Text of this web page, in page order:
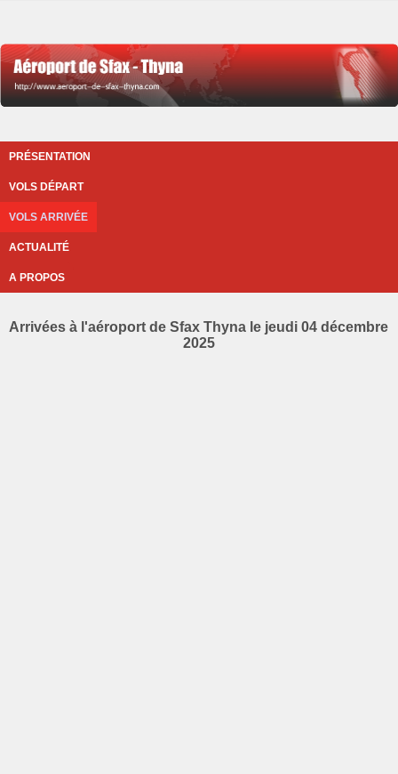
PRÉSENTATION
VOLS DÉPART
VOLS ARRIVÉE
ACTUALITÉ
A PROPOS
Arrivées à l'aéroport de Sfax Thyna le jeudi 04 décembre
2025